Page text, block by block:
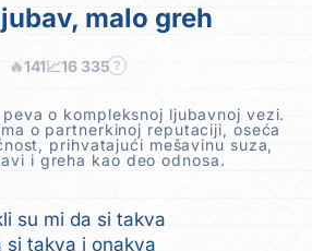
malo greh
🔥141📈16 335 ?
o kompleksnoj ljubavnoj vezi.
o partnerkinoj reputaciji, oseća
prihvatajući mešavinu suza,
i greha kao deo odnosa.
su mi da si takva
si takva i onakva